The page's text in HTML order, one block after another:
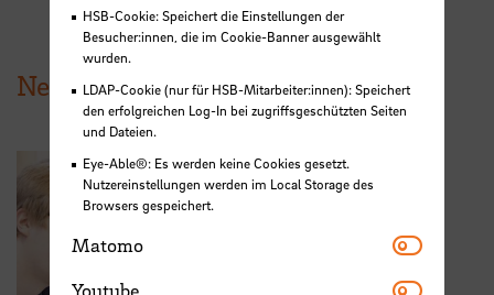
News aus der HSB
HSB-Cookie: Speichert die Einstellungen der
Besucher:innen, die im Cookie-Banner ausgewählt
wurden.
LDAP-Cookie (nur für HSB-Mitarbeiter:innen): Speichert
den erfolgreichen Log-In bei zugriffsgeschützten Seiten
und Dateien.
Eye-Able®: Es werden keine Cookies gesetzt.
Nutzereinstellungen werden im Local Storage des
Browsers gespeichert.
Matomo Matomo
Youtube Youtube